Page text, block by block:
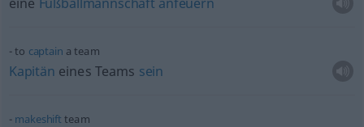
to captain a team
Kapitän eines Teams sein
makeshift team